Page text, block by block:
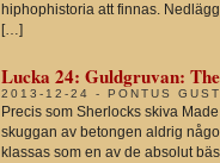
hiphophistoria att finnas.
[…]
Lucka 24: Guldgruvan:
2013-12-24 - PONTUS
Precis som Sherlocks skiva
skuggan av betongen aldrig
klassas som en av de absolut